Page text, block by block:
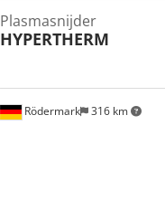
Rödermark 316 km
Plasmasnijder
HYPERTHERM